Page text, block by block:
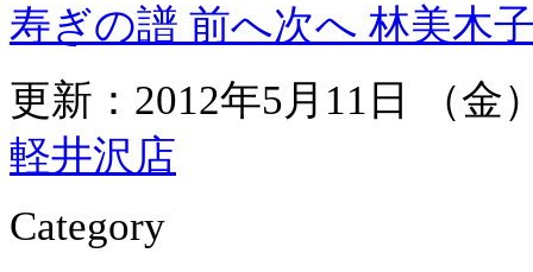
寿ぎの譜 前へ次へ 林美木
更新：2012年5月11日 （
軽井沢店
Category